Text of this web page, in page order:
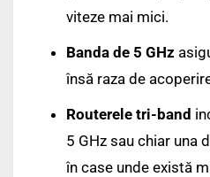
viteze mai mici.
Banda de 5 GHz
însă raza de
Routerele tri-band
5 GHz sau chiar una
în case unde există